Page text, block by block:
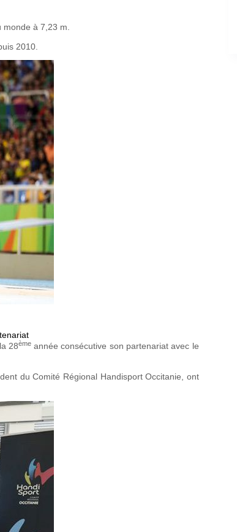
monde à 7,23 m.
2010.
28èmeannée consécutive son partenariat avec le
du Comité Régional Handisport Occitanie, ont